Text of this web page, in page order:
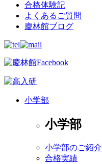
合格体験記
よくあるご質問
慶林館ブログ
小学部
小学部
小学部のご紹介
合格実績